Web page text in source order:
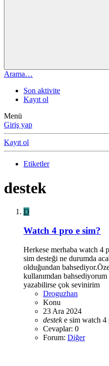
Arama…
Son aktivite
Kayıt ol
Menü
Giriş yap
Kayıt ol
Etiketler
destek
D
Watch 4 pro e sim?
Herkese merhaba watch 4
sim desteği ne durumda
olduğundan
kullanımdan
yazabilirse çok sevinirim
Droguzhan
Konu
23 Ara 2024
destek e sim watch 4
Cevaplar: 0
Forum: Diğer